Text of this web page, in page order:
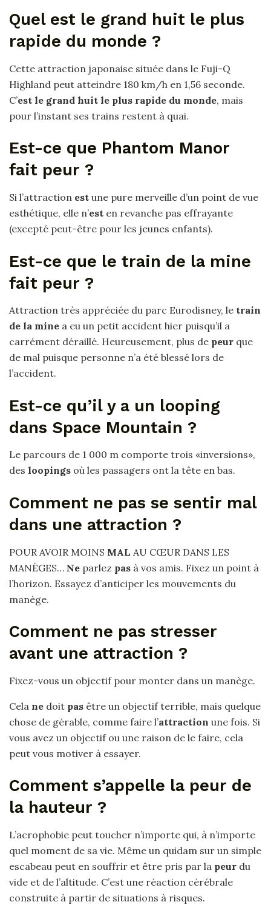
Quel est le grand huit le plus
rapide du monde ?
Cette attraction japonaise située dans le Fuji-Q
Highland peut atteindre 180 km/h en 1,56 seconde.
C’est le grand huit le plus rapide du monde, mais
pour l’instant ses trains restent à quai.
Est-ce que Phantom Manor
fait peur ?
Si l’attraction est une pure merveille d’un point de vue
esthétique, elle n’est en revanche pas effrayante
(excepté peut-être pour les jeunes enfants).
Est-ce que le train de la mine
fait peur ?
Attraction très appréciée du parc Eurodisney, le train
de la mine a eu un petit accident hier puisqu’il a
carrément déraillé. Heureusement, plus de peur que
de mal puisque personne n’a été blessé lors de
l’accident.
Est-ce qu’il y a un looping
dans Space Mountain ?
Le parcours de 1 000 m comporte trois «inversions»,
des loopings où les passagers ont la tête en bas.
Comment ne pas se sentir mal
dans une attraction ?
POUR AVOIR MOINS MAL AU CŒUR DANS LES
MANÈGES… Ne parlez pas à vos amis. Fixez un point à
l’horizon. Essayez d’anticiper les mouvements du
manège.
Comment ne pas stresser
avant une attraction ?
Fixez-vous un objectif pour monter dans un manège.
Cela ne doit pas être un objectif terrible, mais quelque
chose de gérable, comme faire l’attraction une fois. Si
vous avez un objectif ou une raison de le faire, cela
peut vous motiver à essayer.
Comment s’appelle la peur de
la hauteur ?
L’acrophobie peut toucher n’importe qui, à n’importe
quel moment de sa vie. Même un quidam sur un simple
escabeau peut en souffrir et être pris par la peur du
vide et de l’altitude. C’est une réaction cérébrale
construite à partir de situations à risques.